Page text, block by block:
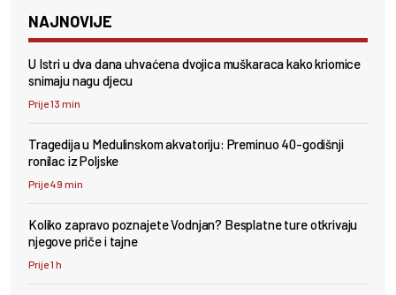
NAJNOVIJE
U Istri u dva dana uhvaćena dvojica muškaraca kako kriomice
snimaju nagu djecu
Prije 13 min
Tragedija u Medulinskom akvatoriju: Preminuo 40-godišnji
ronilac iz Poljske
Prije 49 min
Koliko zapravo poznajete Vodnjan? Besplatne ture otkrivaju
njegove priče i tajne
Prije 1 h